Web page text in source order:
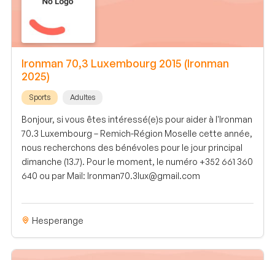
Ironman 70,3 Luxembourg 2015 (Ironman
2025)
Sports Adultes
Bonjour, si vous êtes intéressé(e)s pour aider à l'Ironman
70.3 Luxembourg – Remich-Région Moselle cette année,
nous recherchons des bénévoles pour le jour principal
dimanche (13.7). Pour le moment, le numéro +352 661 360
640 ou par Mail: Ironman70.3lux@gmail.com
Hesperange